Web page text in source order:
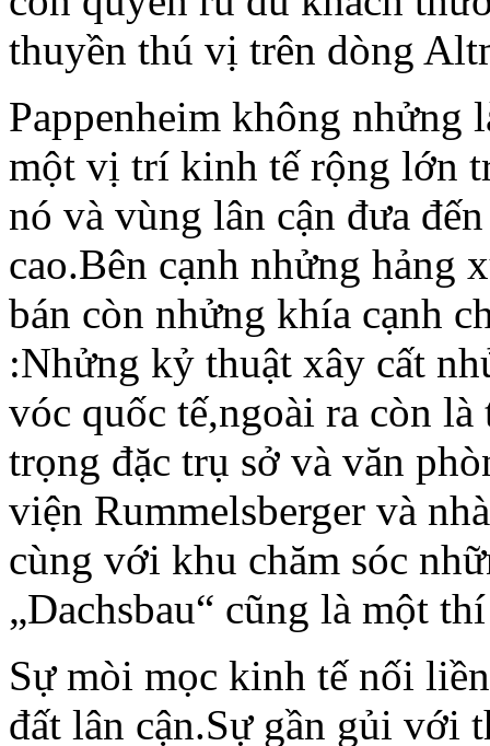
thuyền thú vị trên dòng
Pappenheim không nhửng
một vị trí kinh tế rộng lớn
nó và vùng lân cận đưa
cao.Bên cạnh nhửng hảng
bán còn nhửng khía cạnh
:Nhửng kỷ thuật xây cất
vóc quốc tế,ngoài ra còn
trọng đặc trụ sở và văn
viện Rummelsberger và
cùng với khu chăm sóc
„Dachsbau“ cũng là một
Sự mòi mọc kinh tế nối
đất lân cận.Sự gần gủi với